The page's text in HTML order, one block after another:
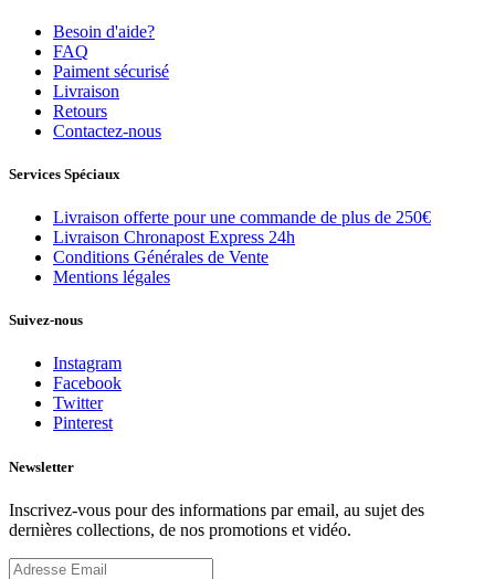
Besoin d'aide?
FAQ
Paiment sécurisé
Livraison
Retours
Contactez-nous
Services Spéciaux
Livraison offerte pour une commande de plus de 250€
Livraison Chronapost Express 24h
Conditions Générales de Vente
Mentions légales
Suivez-nous
Instagram
Facebook
Twitter
Pinterest
Newsletter
Inscrivez-vous pour des informations par email, au sujet des
dernières collections, de nos promotions et vidéo.